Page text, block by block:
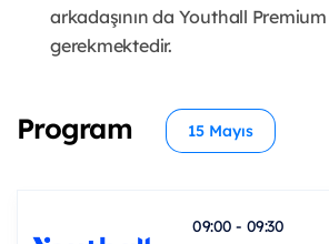
arkadaşının da Youthall
gerekmektedir.
Program 15 Mayıs
09:00 - 09:30